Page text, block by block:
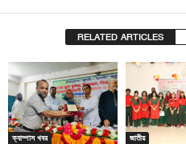
RELATED ARTICLES
ক্যাম্পাস খবর জাতীয়